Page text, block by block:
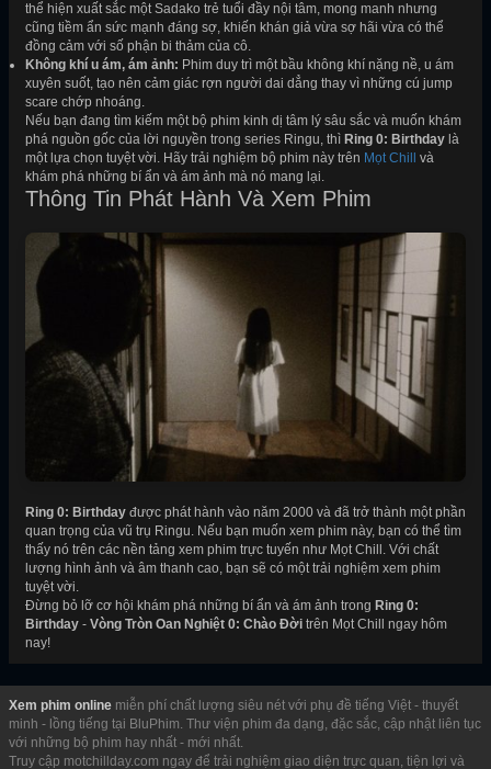
thể hiện xuất sắc một Sadako trẻ tuổi đầy nội tâm, mong manh nhưng
cũng tiềm ẩn sức mạnh đáng sợ, khiến khán giả vừa sợ hãi vừa có thể
đồng cảm với số phận bi thảm của cô.
Không khí u ám, ám ảnh: Phim duy trì một bầu không khí nặng nề, u ám
xuyên suốt, tạo nên cảm giác rợn người dai dẳng thay vì những cú jump
scare chớp nhoáng.
Nếu bạn đang tìm kiếm một bộ phim kinh dị tâm lý sâu sắc và muốn khám
phá nguồn gốc của lời nguyền trong series Ringu, thì Ring 0: Birthday là
một lựa chọn tuyệt vời. Hãy trải nghiệm bộ phim này trên Mọt Chill
và
khám phá những bí ẩn và ám ảnh mà nó mang lại.
Thông Tin Phát Hành Và Xem Phim
Ring 0: Birthday được phát hành vào năm 2000 và đã trở thành một phần
quan trọng của vũ trụ Ringu. Nếu bạn muốn xem phim này, bạn có thể tìm
thấy nó trên các nền tảng xem phim trực tuyến như Mọt Chill. Với chất
lượng hình ảnh và âm thanh cao, bạn sẽ có một trải nghiệm xem phim
tuyệt vời.
Đừng bỏ lỡ cơ hội khám phá những bí ẩn và ám ảnh trong Ring 0:
Birthday - Vòng Tròn Oan Nghiệt 0: Chào Đời trên Mọt Chill ngay hôm
nay!
Xem phim online miễn phí chất lượng siêu nét với phụ đề tiếng Việt - thuyết
minh - lồng tiếng tại BluPhim. Thư viện phim đa dạng, đặc sắc, cập nhật liên tục
với những bộ phim hay nhất - mới nhất.
Truy cập motchillday.com ngay để trải nghiệm giao diện trực quan, tiện lợi và